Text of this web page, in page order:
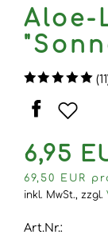
Aloe-
6,95
69,50 EUR
inkl. MwSt., zzgl.
Art.Nr.: